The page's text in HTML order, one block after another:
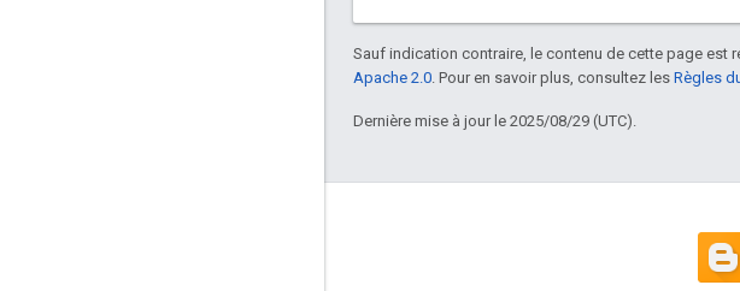
Sauf indication contraire, le contenu de cette page est
Apache 2.0 . Pour en savoir plus, consultez les Règles
Dernière mise à jour le 2025/08/29 (UTC).